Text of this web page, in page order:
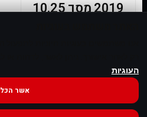
2019 מסך 10.25
העוגיות
אשר הכל
מוצרים מובילים: